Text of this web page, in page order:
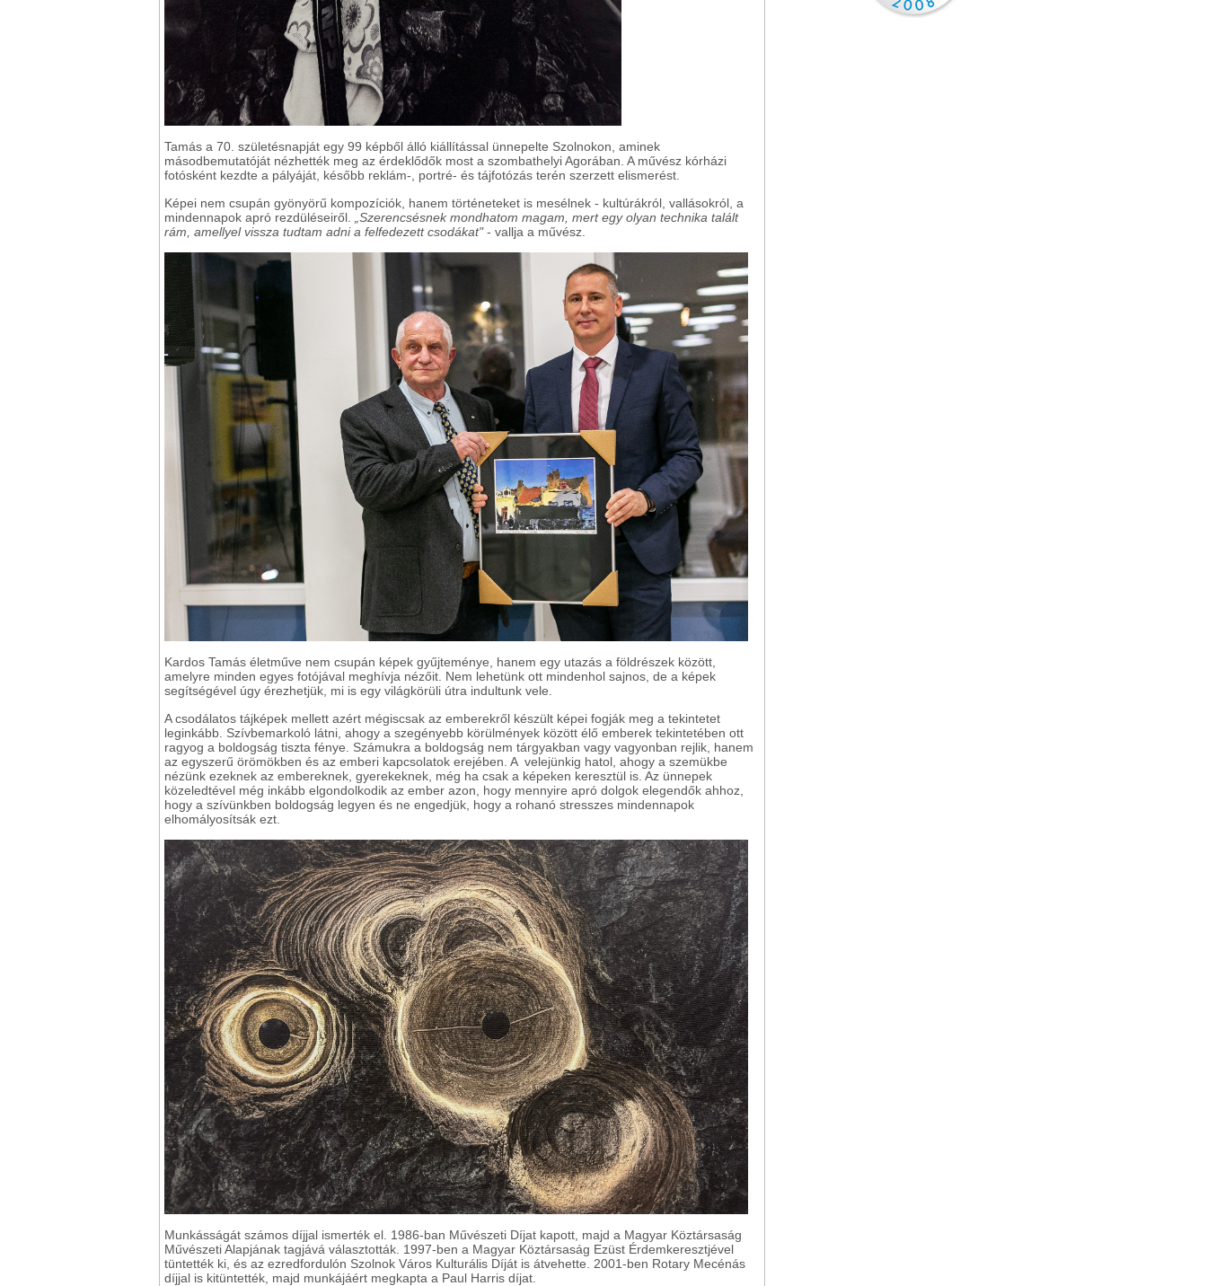
Tamás a 70. születésnapját egy 99 képből álló kiállítással ünnepelte Szolnokon, aminek
másodbemutatóját nézhették meg az érdeklődők most a szombathelyi Agorában. A művész kórházi
fotósként kezdte a pályáját, később reklám-, portré- és tájfotózás terén szerzett elismerést.
Képei nem csupán gyönyörű kompozíciók, hanem történeteket is mesélnek - kultúrákról, vallásokról, a
mindennapok apró rezdüléseiről.
„Szerencsésnek mondhatom magam, mert egy olyan technika talált
rám, amellyel vissza tudtam adni a felfedezett csodákat"- vallja a művész.
Kardos Tamás életműve nem csupán képek gyűjteménye, hanem egy utazás a földrészek között,
amelyre minden egyes fotójával meghívja nézőit. Nem lehetünk ott mindenhol sajnos, de a képek
segítségével úgy érezhetjük, mi is egy világkörüli útra indultunk vele.
A csodálatos tájképek mellett azért mégiscsak az emberekről készült képei fogják meg a tekintetet
leginkább. Szívbemarkoló látni, ahogy a szegényebb körülmények között élő emberek tekintetében ott
ragyog a boldogság tiszta fénye. Számukra a boldogság nem tárgyakban vagy vagyonban rejlik, hanem
az egyszerű örömökben és az emberi kapcsolatok erejében. A velejünkig hatol, ahogy a szemükbe
nézünk ezeknek az embereknek, gyerekeknek, még ha csak a képeken keresztül is. Az ünnepek
közeledtével még inkább elgondolkodik az ember azon, hogy mennyire apró dolgok elegendők ahhoz,
hogy a szívünkben boldogság legyen és ne engedjük, hogy a rohanó stresszes mindennapok
elhomályosítsák ezt.
Munkásságát számos díjjal ismerték el. 1986-ban Művészeti Díjat kapott, majd a Magyar Köztársaság
Művészeti Alapjának tagjává választották. 1997-ben a Magyar Köztársaság Ezüst Érdemkeresztjével
tüntették ki, és az ezredfordulón Szolnok Város Kulturális Díját is átvehette. 2001-ben Rotary Mecénás
díjjal is kitüntették, majd munkájáért megkapta a Paul Harris díjat.